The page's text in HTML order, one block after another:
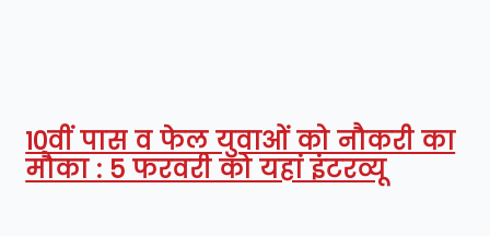
10वीं पास व फेल युवाओं को नौकरी का
मौका : 5 फरवरी को यहां इंटरव्यू